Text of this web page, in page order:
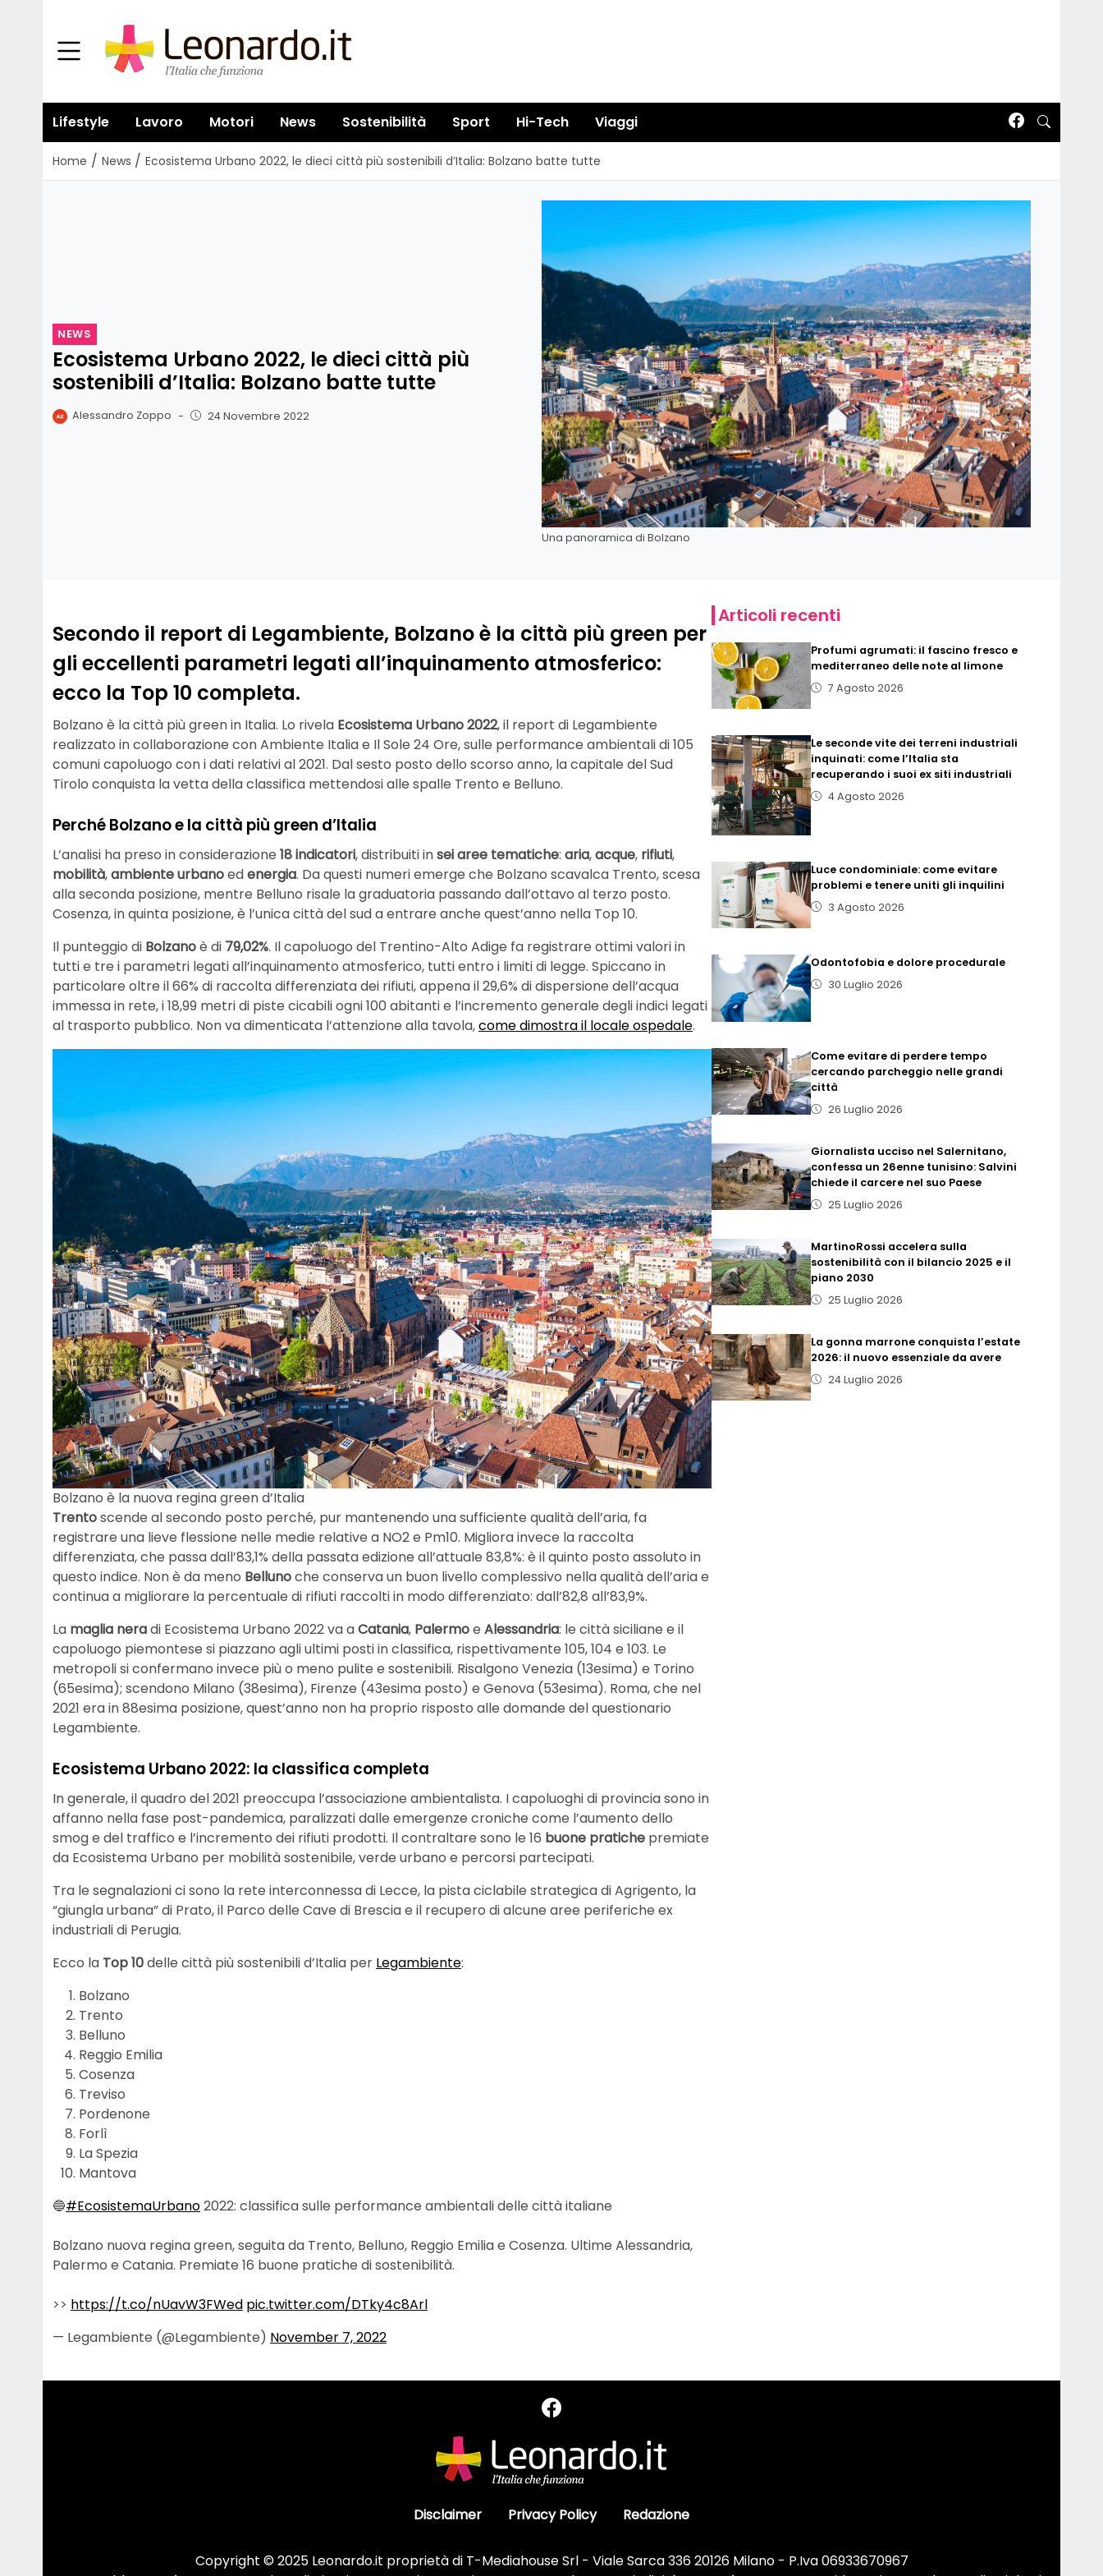
Lifestyle Lavoro Motori News Sostenibilità Sport Hi-Tech Viaggi
Home / News / Ecosistema Urbano 2022, le dieci città più sostenibili d’Italia: Bolzano batte tutte
NEWS
Ecosistema Urbano 2022, le dieci città più
sostenibili d’Italia: Bolzano batte tutte
Alessandro Zoppo - 24 Novembre 2022
Una panoramica di Bolzano
Secondo il report di Legambiente, Bolzano è la città più green per
gli eccellenti parametri legati all’inquinamento atmosferico:
ecco la Top 10 completa.
Bolzano è la città più green in Italia. Lo rivela Ecosistema Urbano 2022, il report di Legambiente
realizzato in collaborazione con Ambiente Italia e Il Sole 24 Ore, sulle performance ambientali di 105
comuni capoluogo con i dati relativi al 2021. Dal sesto posto dello scorso anno, la capitale del Sud
Tirolo conquista la vetta della classifica mettendosi alle spalle Trento e Belluno.
Perché Bolzano e la città più green d’Italia
L’analisi ha preso in considerazione 18 indicatori, distribuiti insei aree tematiche: aria,acque, rifiuti,
mobilità,ambiente urbanoedenergia. Da questi numeri emerge che Bolzano scavalca Trento, scesa
alla seconda posizione, mentre Belluno risale la graduatoria passando dall’ottavo al terzo posto.
Cosenza, in quinta posizione, è l’unica città del sud a entrare anche quest’anno nella Top 10.
Il punteggio di Bolzanoè di 79,02%. Il capoluogo del Trentino-Alto Adige fa registrare ottimi valori in
tutti e tre i parametri legati all’inquinamento atmosferico, tutti entro i limiti di legge. Spiccano in
particolare oltre il 66% di raccolta differenziata dei rifiuti, appena il 29,6% di dispersione dell’acqua
immessa in rete, i 18,99 metri di piste cicabili ogni 100 abitanti e l’incremento generale degli indici legati
al trasporto pubblico. Non va dimenticata l’attenzione alla tavola,come dimostra il locale ospedale.
Bolzano è la nuova regina green d’Italia
Trentoscende al secondo posto perché, pur mantenendo una sufficiente qualità dell’aria, fa
registrare una lieve flessione nelle medie relative a NO2 e Pm10. Migliora invece la raccolta
differenziata, che passa dall’83,1% della passata edizione all’attuale 83,8%: è il quinto posto assoluto in
questo indice. Non è da meno Bellunoche conserva un buon livello complessivo nella qualità dell’aria e
continua a migliorare la percentuale di rifiuti raccolti in modo differenziato: dall’82,8 all’83,9%.
La maglia neradi Ecosistema Urbano 2022 va aCatania, Palermoe Alessandria: le città siciliane e il
capoluogo piemontese si piazzano agli ultimi posti in classifica, rispettivamente 105, 104 e 103. Le
metropoli si confermano invece più o meno pulite e sostenibili. Risalgono Venezia (13esima) e Torino
(65esima); scendono Milano (38esima), Firenze (43esima posto) e Genova (53esima). Roma, che nel
2021 era in 88esima posizione, quest’anno non ha proprio risposto alle domande del questionario
Legambiente.
Ecosistema Urbano 2022: la classifica completa
In generale, il quadro del 2021 preoccupa l’associazione ambientalista. I capoluoghi di provincia sono in
affanno nella fase post-pandemica, paralizzati dalle emergenze croniche come l’aumento dello
smog e del traffico e l’incremento dei rifiuti prodotti. Il contraltare sono le 16 buone pratiche premiate
da Ecosistema Urbano per mobilità sostenibile, verde urbano e percorsi partecipati.
Tra le segnalazioni ci sono la rete interconnessa di Lecce, la pista ciclabile strategica di Agrigento, la
“giungla urbana” di Prato, il Parco delle Cave di Brescia e il recupero di alcune aree periferiche ex
industriali di Perugia.
Ecco la Top 10delle città più sostenibili d’Italia per Legambiente:
Bolzano
Trento
Belluno
Reggio Emilia
Cosenza
Treviso
Pordenone
Forlì
La Spezia
Mantova
🔵#EcosistemaUrbano2022: classifica sulle performance ambientali delle città italiane
Bolzano nuova regina green, seguita da Trento, Belluno, Reggio Emilia e Cosenza. Ultime Alessandria,
Palermo e Catania. Premiate 16 buone pratiche di sostenibilità.
>> https://t.co/nUavW3FWed pic.twitter.com/DTky4c8Arl
— Legambiente (@Legambiente) November 7, 2022
Articoli recenti
Profumi agrumati: il fascino fresco e
mediterraneo delle note al limone
7 Agosto 2026
Le seconde vite dei terreni industriali
inquinati: come l’Italia sta
recuperando i suoi ex siti industriali
4 Agosto 2026
Luce condominiale: come evitare
problemi e tenere uniti gli inquilini
3 Agosto 2026
Odontofobia e dolore procedurale
30 Luglio 2026
Come evitare di perdere tempo
cercando parcheggio nelle grandi
città
26 Luglio 2026
Giornalista ucciso nel Salernitano,
confessa un 26enne tunisino: Salvini
chiede il carcere nel suo Paese
25 Luglio 2026
MartinoRossi accelera sulla
sostenibilità con il bilancio 2025 e il
piano 2030
25 Luglio 2026
La gonna marrone conquista l’estate
2026: il nuovo essenziale da avere
24 Luglio 2026
Disclaimer Privacy Policy Redazione
Copyright © 2025 Leonardo.it proprietà di T-Mediahouse Srl - Viale Sarca 336 20126 Milano - P.Iva 06933670967